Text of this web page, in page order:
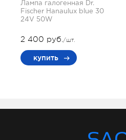
Лампа галогенная Dr.
Fischer Hanaulux blue 30
24V 50W
2 400 руб./шт.
купить